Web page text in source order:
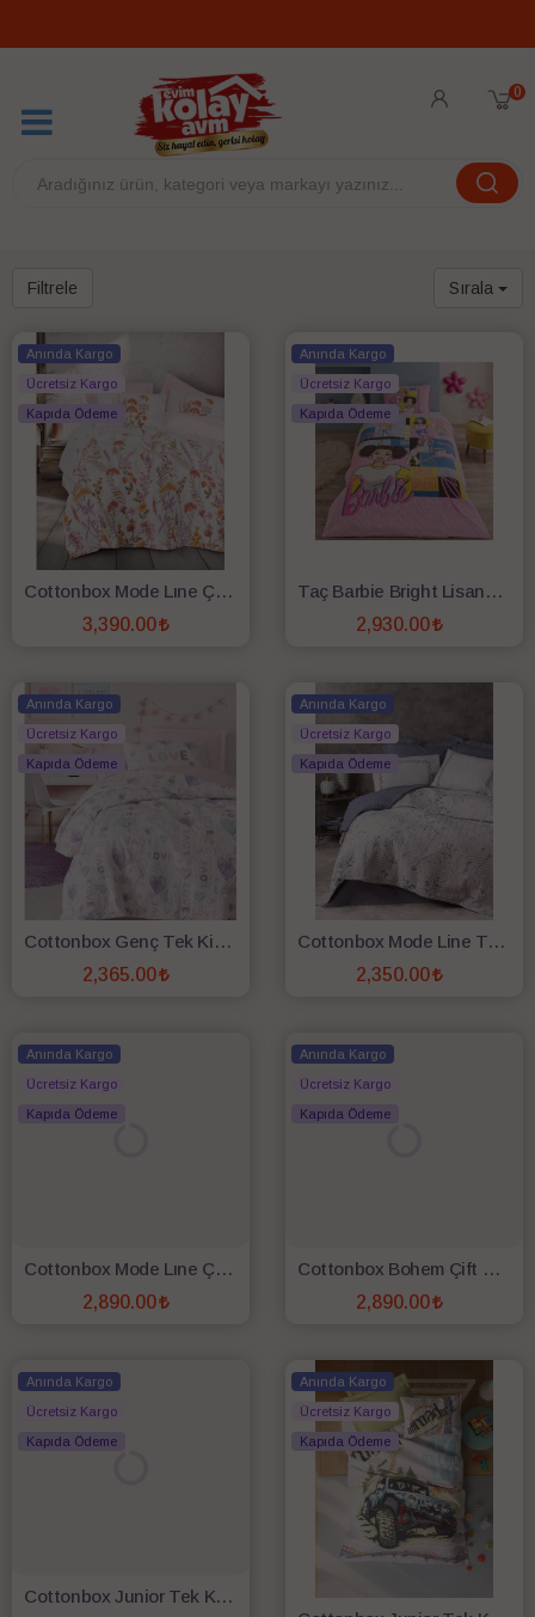
0
Filtrele Sırala
Anında Kargo
Ücretsiz Kargo
Kapıda Ödeme
Cottonbox Mode Lıne Çift Kişilik Complate Set Lılura Pembe
3,390.00
SEPETE EKLE
Anında Kargo
Ücretsiz Kargo
Kapıda Ödeme
Taç Barbie Bright Lisanslı Tek Kişilik Complete Set
2,930.00
SEPETE EKLE
Anında Kargo
Ücretsiz Kargo
Kapıda Ödeme
Cottonbox Genç Tek Kişilik Fitted Complate Set Lovella Pembe
2,365.00
Anında Kargo
Ücretsiz Kargo
Kapıda Ödeme
Cottonbox Mode Line Tek Kişilik Complate Set Nıtsa Lacivert
2,350.00
Anında Kargo
Ücretsiz Kargo
Kapıda Ödeme
Cottonbox Mode Lıne Çift Kişilik Complate Set Floren Pembe
2,890.00
Anında Kargo
Ücretsiz Kargo
Kapıda Ödeme
Cottonbox Bohem Çift Kişilik Complate Set Zanora İndigo
2,890.00
SEPETE EKLE
Anında Kargo
Ücretsiz Kargo
Kapıda Ödeme
Cottonbox Junior Tek Kişilik Complate Set Gımbıya Pembe
Anında Kargo
Ücretsiz Kargo
Kapıda Ödeme